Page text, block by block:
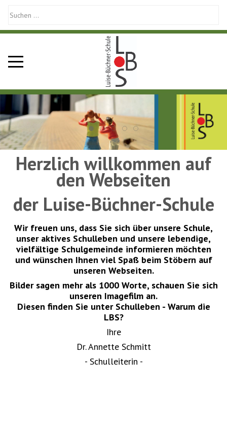
Mobile Menu Toggle
Herzlich willkommen auf
den Webseiten
der Luise-Büchner-Schule
Wir freuen uns, dass Sie sich über unsere Schule,
unser aktives Schulleben und unsere lebendige,
vielfältige Schulgemeinde informieren möchten
und wünschen Ihnen viel Spaß beim Stöbern auf
unseren Webseiten.
Bilder sagen mehr als 1000 Worte, schauen Sie sich
unseren Imagefilm an.
Diesen finden Sie unter Schulleben - Warum die
LBS?
Ihre
Dr. Annette Schmitt
- Schulleiterin -